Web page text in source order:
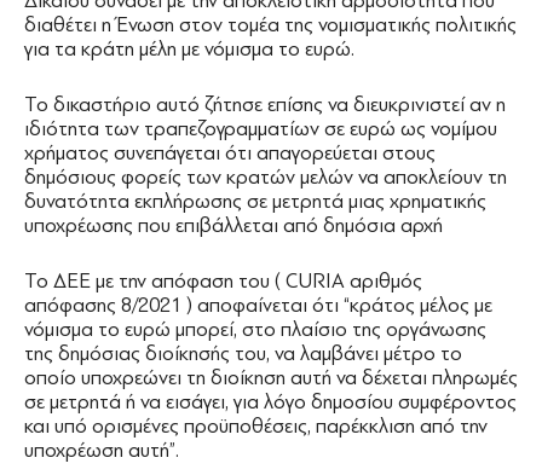
διαθέτει η Ένωση στον τομέα της νομισματικής πολιτικής
για τα κράτη μέλη με νόμισμα το ευρώ.
Το δικαστήριο αυτό ζήτησε επίσης να διευκρινιστεί αν η
ιδιότητα των τραπεζογραμματίων σε ευρώ ως νομίμου
χρήματος συνεπάγεται ότι απαγορεύεται στους
δημόσιους φορείς των κρατών μελών να αποκλείουν τη
δυνατότητα εκπλήρωσης σε μετρητά μιας χρηματικής
υποχρέωσης που επιβάλλεται από δημόσια αρχή
Το ΔΕΕ με την απόφαση του ( CURIA αριθμός
απόφασης 8/2021 ) αποφαίνεται ότι “κράτος μέλος με
νόμισμα το ευρώ μπορεί, στο πλαίσιο της οργάνωσης
της δημόσιας διοίκησής του, να λαμβάνει μέτρο το
οποίο υποχρεώνει τη διοίκηση αυτή να δέχεται πληρωμές
σε μετρητά ή να εισάγει, για λόγο δημοσίου συμφέροντος
και υπό ορισμένες προϋποθέσεις, παρέκκλιση από την
υποχρέωση αυτή”.